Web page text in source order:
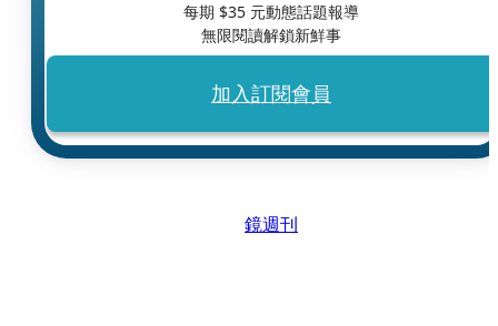
每期 $35 元動態話題報導
無限閱讀解鎖新鮮事
加入訂閱會員
鏡週刊